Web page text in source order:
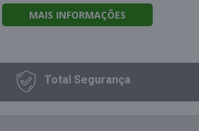
MAIS INFORMAÇÕES
Total Segurança